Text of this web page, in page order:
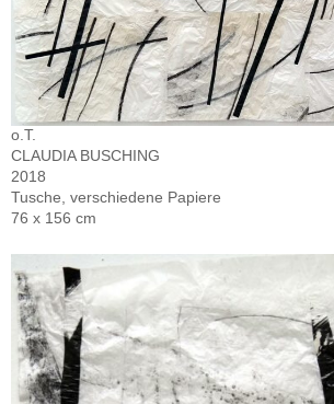
o.T.
CLAUDIA BUSCHING
2018
Tusche, verschiedene Papiere
76 x 156 cm